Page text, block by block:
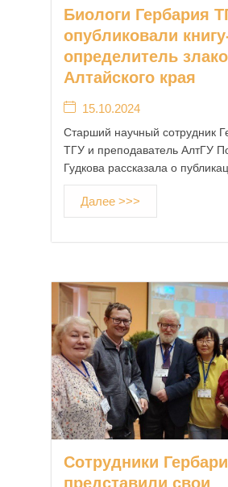
Биологи Гербария
опубликовали
определитель
Алтайского края
15.10.2024
Старший научный сотрудник
ТГУ и преподаватель АлтГУ
Гудкова рассказала о
Далее >>>
Сотрудники
представили свои